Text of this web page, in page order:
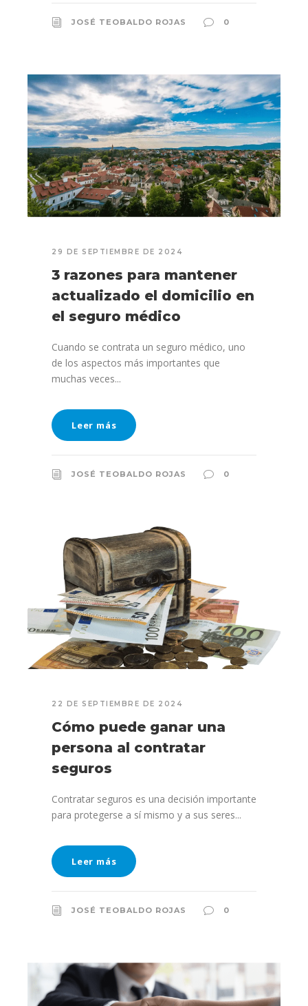
JOSÉ TEOBALDO ROJAS 0
29 DE SEPTIEMBRE DE 2024
3 razones para mantener
actualizado el domicilio en
el seguro médico
Cuando se contrata un seguro médico, uno
de los aspectos más importantes que
muchas veces...
Leer más
JOSÉ TEOBALDO ROJAS 0
22 DE SEPTIEMBRE DE 2024
Cómo puede ganar una
persona al contratar
seguros
Contratar seguros es una decisión importante
para protegerse a sí mismo y a sus seres...
Leer más
JOSÉ TEOBALDO ROJAS 0